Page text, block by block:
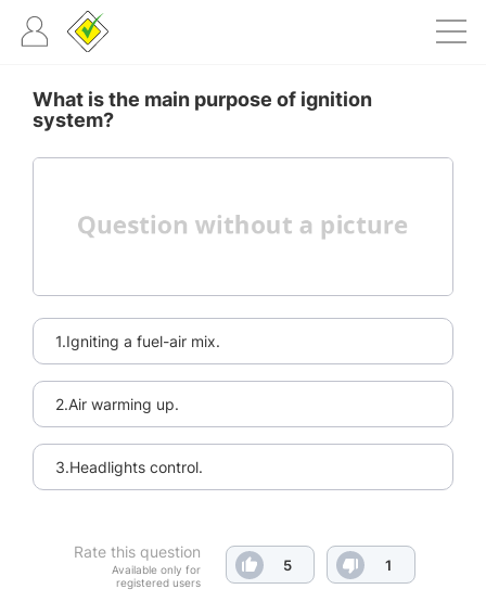
What is the main purpose of ignition
system?
1.Igniting a fuel-air mix.
2.Air warming up.
3.Headlights control.
Rate this question
Available only for
registered users
5 1